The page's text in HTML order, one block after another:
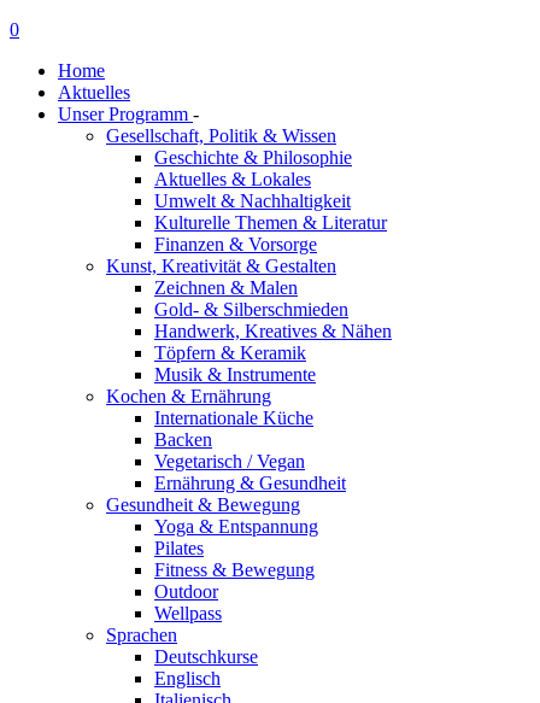
0
Home
Aktuelles
Unser Programm -
Gesellschaft, Politik & Wissen
Geschichte & Philosophie
Aktuelles & Lokales
Umwelt & Nachhaltigkeit
Kulturelle Themen & Literatur
Finanzen & Vorsorge
Kunst, Kreativität & Gestalten
Zeichnen & Malen
Gold- & Silberschmieden
Handwerk, Kreatives & Nähen
Töpfern & Keramik
Musik & Instrumente
Kochen & Ernährung
Internationale Küche
Backen
Vegetarisch / Vegan
Ernährung & Gesundheit
Gesundheit & Bewegung
Yoga & Entspannung
Pilates
Fitness & Bewegung
Outdoor
Wellpass
Sprachen
Deutschkurse
Englisch